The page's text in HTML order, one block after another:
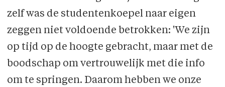
zelf was de studentenkoepel naar eigen
zeggen niet vol­doende betrokken: 'We zijn
op tijd op de hoogte gebracht, maar met de
boodschap om vertrouwelijk met die info
om te springen. Daarom hebben we onze